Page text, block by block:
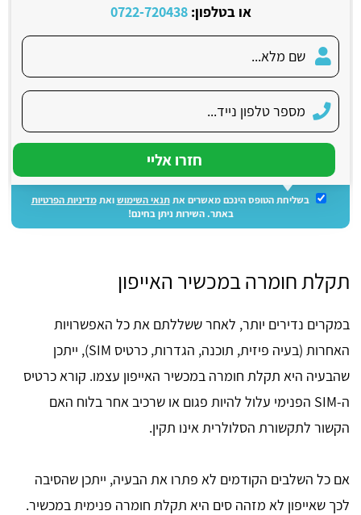
או בטלפון:0722-720438
בשליחת הטופס הינכם מאשרים אתתנאי השימושואתמדיניות הפרטיות
באתר. השירות ניתן בחינם!
תקלת חומרה במכשיר האייפון
במקרים נדירים יותר, לאחר ששללתם את כל האפשרויות
האחרות (בעיה פיזית, תוכנה, הגדרות, כרטיס SIM), ייתכן
שהבעיה היא תקלת חומרה במכשיר האייפון עצמו. קורא כרטיס
ה-SIM הפנימי עלול להיות פגום או שרכיב אחר בלוח האם
הקשור לתקשורת הסלולרית אינו תקין.
אם כל השלבים הקודמים לא פתרו את הבעיה, ייתכן שהסיבה
לכך שאייפון לא מזהה סים היא תקלת חומרה פנימית במכשיר.